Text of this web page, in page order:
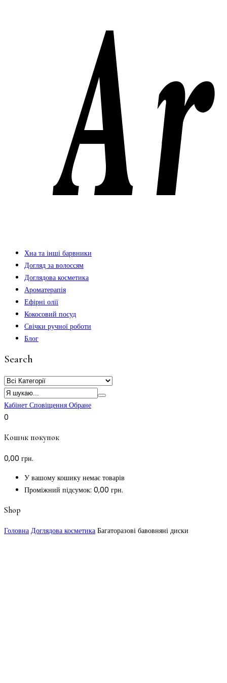
Хна та інші барвники
Догляд за волоссям
Доглядова косметика
Ароматерапія
Ефірні олії
Кокосовий посуд
Свічки ручної роботи
Блог
Search
Кабінет Сповіщення Обране
0
Кошик покупок
0,00 грн.
У вашому кошику немає товарів
Проміжний підсумок: 0,00 грн.
Shop
Головна Доглядова косметика Багаторазові бавовняні диски